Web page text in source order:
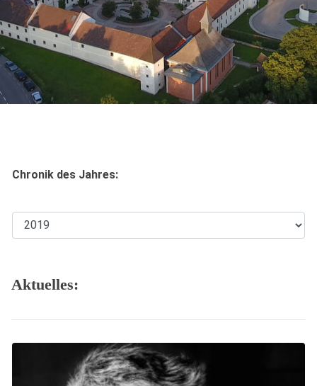
Chronik des Jahres:
Aktuelles: